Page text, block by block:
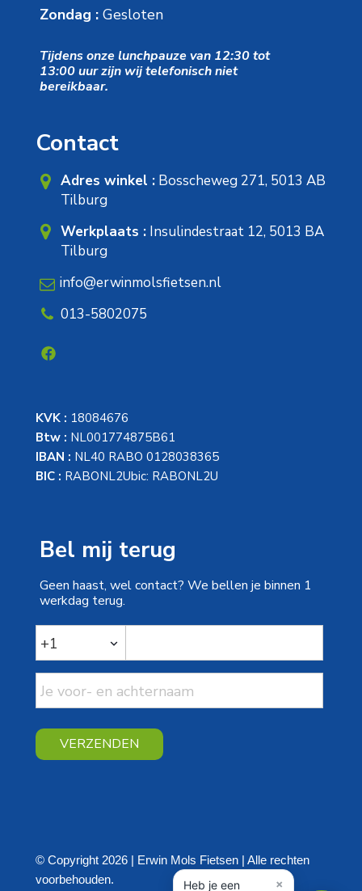
© Copyright 2026 | Erwin Mols Fietsen | Alle rechten
voorbehouden.
KVK : 18084676
Btw : NL001774875B61
IBAN : NL40 RABO 0128038365
BIC : RABONL2Ubic: RABONL2U
013-5802075
info@erwinmolsfietsen.nl
Werkplaats : Insulindestraat 12, 5013 BA
Tilburg
Adres winkel : Bosscheweg 271, 5013 AB
Tilburg
Contact
VERZENDEN
Geen haast, wel contact? We bellen je binnen 1
werkdag terug.
Bel mij terug
Zondag : Gesloten
Tijdens onze lunchpauze van 12:30 tot
13:00 uur zijn wij telefonisch niet
bereikbaar.